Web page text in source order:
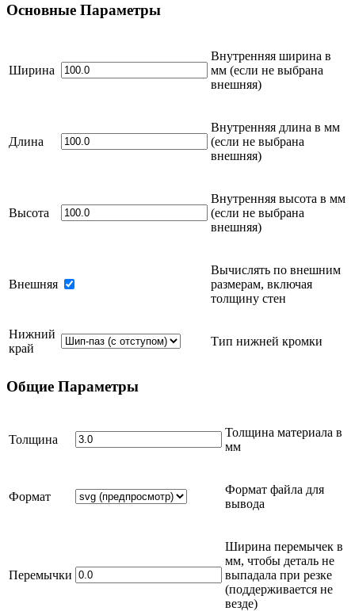
Основные Параметры
Ширина
Внутренняя ширина в
мм (если не выбрана
внешняя)
Длина
Внутренняя длина в мм
(если не выбрана
внешняя)
Высота
Внутренняя высота в мм
(если не выбрана
внешняя)
Внешняя
Вычислять по внешним
размерам, включая
толщину стен
Нижний
край
Тип нижней кромки
Общие Параметры
Толщина
Толщина материала в
мм
Формат
Формат файла для
вывода
Перемычки
Ширина перемычек в
мм, чтобы деталь не
выпадала при резке
(поддерживается не
везде)